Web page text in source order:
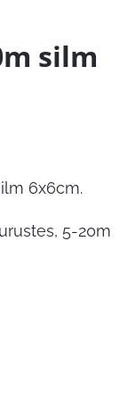
silm
6x6cm.
5-20m